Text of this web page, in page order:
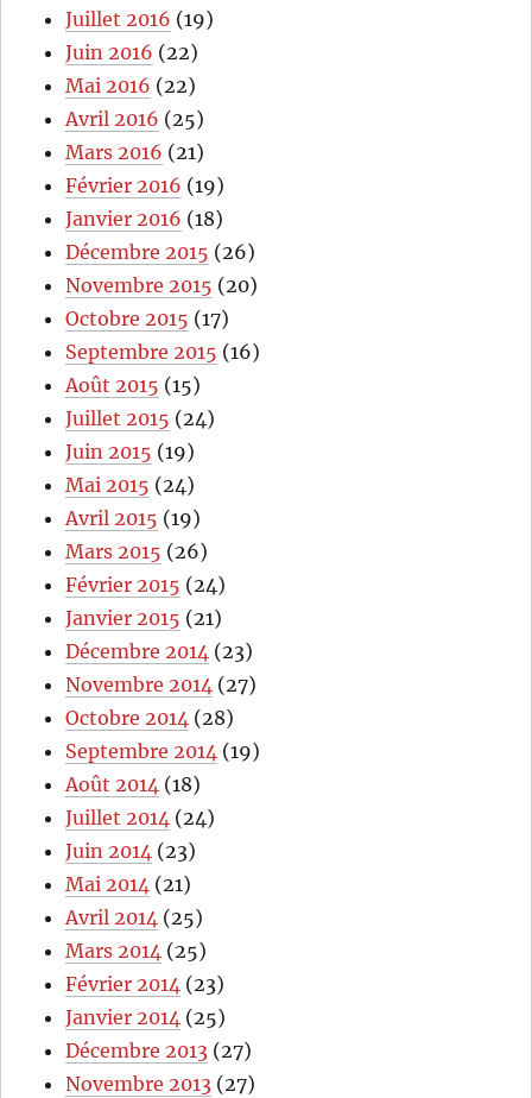
Juillet 2016 (19)
Juin 2016 (22)
Mai 2016 (22)
Avril 2016 (25)
Mars 2016 (21)
Février 2016 (19)
Janvier 2016 (18)
Décembre 2015 (26)
Novembre 2015 (20)
Octobre 2015 (17)
Septembre 2015 (16)
Août 2015 (15)
Juillet 2015 (24)
Juin 2015 (19)
Mai 2015 (24)
Avril 2015 (19)
Mars 2015 (26)
Février 2015 (24)
Janvier 2015 (21)
Décembre 2014 (23)
Novembre 2014 (27)
Octobre 2014 (28)
Septembre 2014 (19)
Août 2014 (18)
Juillet 2014 (24)
Juin 2014 (23)
Mai 2014 (21)
Avril 2014 (25)
Mars 2014 (25)
Février 2014 (23)
Janvier 2014 (25)
Décembre 2013 (27)
Novembre 2013 (27)